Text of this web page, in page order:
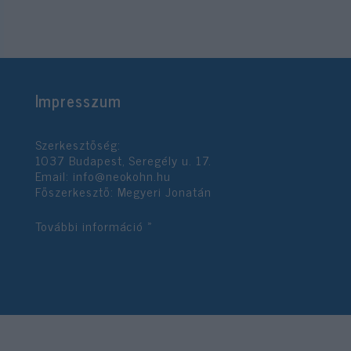
Impresszum
Szerkesztőség:
1037 Budapest, Seregély u. 17.
Email: info@neokohn.hu
Főszerkesztő: Megyeri Jonatán
További információ »